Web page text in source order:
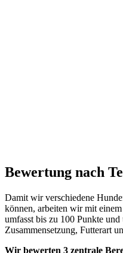
Bewertung nach
Damit wir verschiedene
können, arbeiten wir mit
umfasst bis zu 100 Punkte und
Zusammensetzung, Futterart
Wir bewerten 3 zentrale